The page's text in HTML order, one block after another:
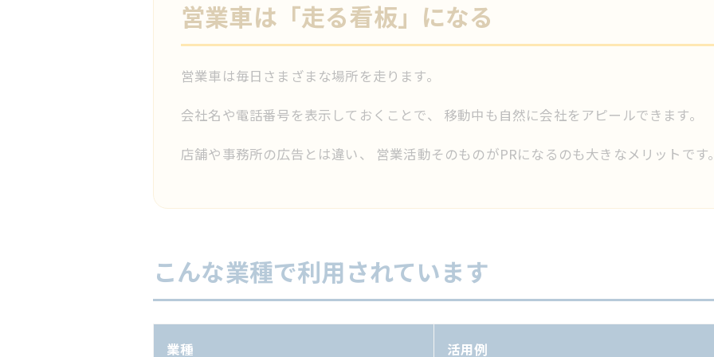
営業車は「走る看板」になる
営業車は毎日さまざまな場所を走ります。
会社名や電話番号を表示しておくことで、 移動中も自然に会社をアピールできます。
店舗や事務所の広告とは違い、 営業活動そのものがPRになるのも大きなメリットです
こんな業種で利用されています
業種 活用例